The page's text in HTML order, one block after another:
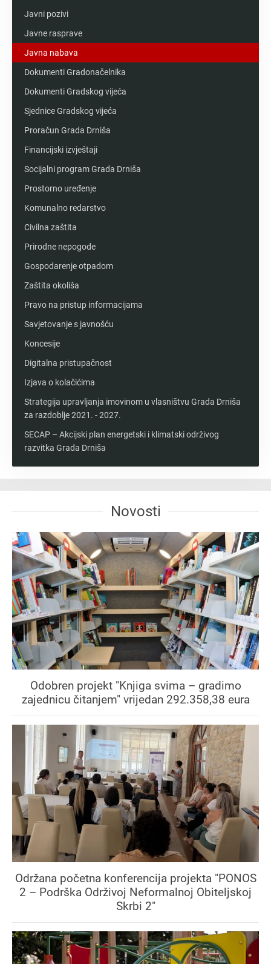
Javni pozivi
Javne rasprave
Javna nabava
Dokumenti Gradonačelnika
Dokumenti Gradskog vijeća
Sjednice Gradskog vijeća
Proračun Grada Drniša
Financijski izvještaji
Socijalni program Grada Drniša
Prostorno uređenje
Komunalno redarstvo
Civilna zaštita
Prirodne nepogode
Gospodarenje otpadom
Zaštita okoliša
Pravo na pristup informacijama
Savjetovanje s javnošću
Koncesije
Digitalna pristupačnost
Izjava o kolačićima
Strategija upravljanja imovinom u vlasništvu Grada Drniša
za razdoblje 2021. - 2027.
SECAP – Akcijski plan energetski i klimatski održivog
razvitka Grada Drniša
Novosti
Odobren projekt "Knjiga svima – gradimo
zajednicu čitanjem" vrijedan 292.358,38 eura
Održana početna konferencija projekta "PONOS
2 – Podrška Održivoj Neformalnoj Obiteljskoj
Skrbi 2"